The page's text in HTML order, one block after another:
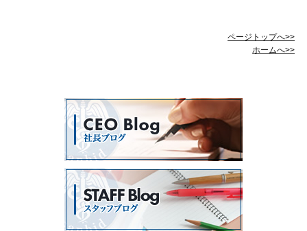
ページトップへ>>
ホームへ>>